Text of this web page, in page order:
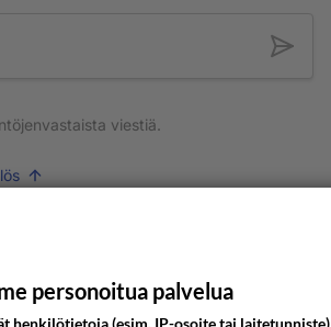
viestiä.
421
personoitua palvelua
henkilötietoja (esim. IP-osoite tai laitetunniste)